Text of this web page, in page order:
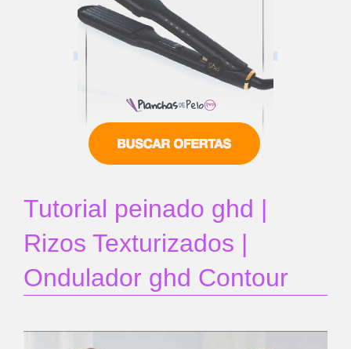
Tutorial peinado ghd |
Rizos Texturizados |
Ondulador ghd Contour